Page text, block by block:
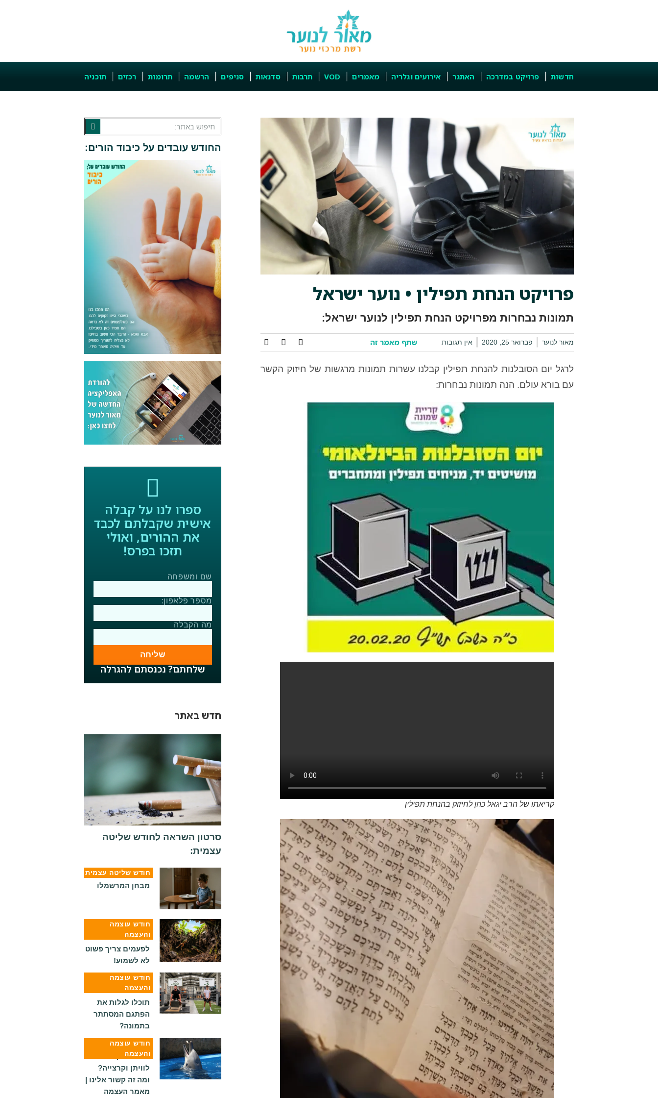
חדשות פרויקט במדרכה האתגר אירועים וגלריה מאמרים VOD תרבות סדנאות סניפים הרשמה תרומות רכזים תוכניה
פרויקט הנחת תפילין • נוער ישראל
תמונות נבחרות מפרויקט הנחת תפילין לנוער ישראל:
מאור לנוער פברואר 25, 2020 אין תגובות שתף מאמר זה
לרגל יום הסובלנות להנחת תפילין קבלנו עשרות תמונות מרגשות של חיזוק הקשר
עם בורא עולם. הנה תמונות נבחרות:
קריאתו של הרב יגאל כהן לחיזוק בהנחת תפילין
החודש עובדים על כיבוד הורים:
ספרו לנו על קבלה
אישית שקבלתם לכבד
את ההורים, ואולי
תזכו בפרס!
שם ומשפחה
מספר פלאפון:
מה הקבלה
שליחה
שלחתם? נכנסתם להגרלה
חדש באתר
סרטון השראה לחודש שליטה
עצמית:
חודש שליטה עצמית
מבחן המרשמלו
חודש עוצמה
והעצמה
כדי להצליח
לפעמים צריך פשוט
לא לשמוע!
חודש עוצמה
והעצמה
חידות בתמונות:
תוכלו לגלות את
הפתגם המסתתר
בתמונה?
חודש עוצמה
והעצמה
מה משותף לפיל
לוויתן וקרצייה?
ומה זה קשור אלינו |
מאמר העצמה